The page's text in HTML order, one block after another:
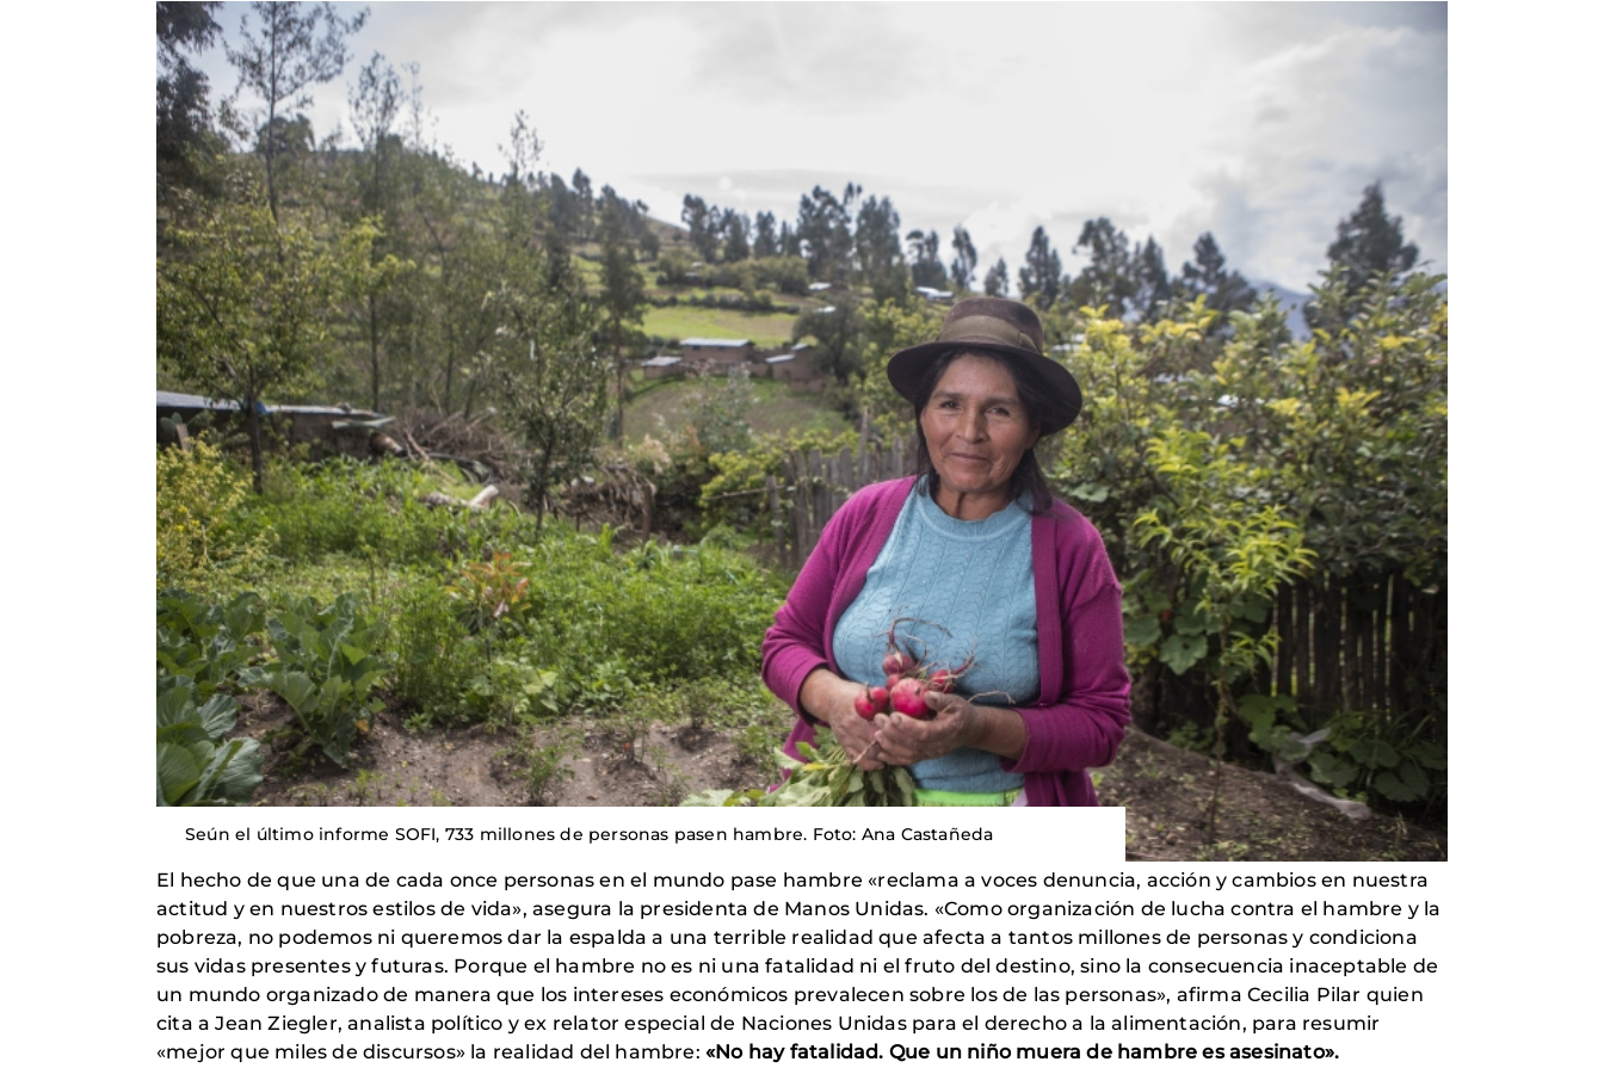
Seún el último informe SOFI, 733 millones de personas pasen hambre. Foto: Ana Castañeda
El hecho de que una de cada once personas en el mundo pase hambre «reclama a voces denuncia, acción y cambios en nuestra
actitud y en nuestros estilos de vida», asegura la presidenta de Manos Unidas. «Como organización de lucha contra el hambre y la
pobreza, no podemos ni queremos dar la espalda a una terrible realidad que afecta a tantos millones de personas y condiciona
sus vidas presentes y futuras. Porque el hambre no es ni una fatalidad ni el fruto del destino, sino la consecuencia inaceptable de
un mundo organizado de manera que los intereses económicos prevalecen sobre los de las personas», afirma Cecilia Pilar quien
cita a Jean Ziegler, analista político y ex relator especial de Naciones Unidas para el derecho a la alimentación, para resumir
«mejor que miles de discursos» la realidad del hambre:«No hay fatalidad. Que un niño muera de hambre es asesinato».